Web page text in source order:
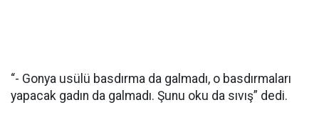
“- Gonya usülü basdırma da galmadı, o basdırmaları
yapacak gadın da galmadı. Şunu oku da sıvış” dedi.